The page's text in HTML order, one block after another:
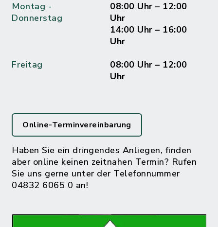
Montag -
Donnerstag
08:00 Uhr – 12:00
Uhr
14:00 Uhr – 16:00
Uhr
Freitag
08:00 Uhr – 12:00
Uhr
Online-Terminvereinbarung
Haben Sie ein dringendes Anliegen, finden
aber online keinen zeitnahen Termin? Rufen
Sie uns gerne unter der Telefonnummer
04832 6065 0 an!